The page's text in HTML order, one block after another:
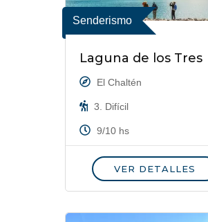
Senderismo
Laguna de los Tres
El Chaltén
3. Difícil
9/10 hs
VER DETALLES